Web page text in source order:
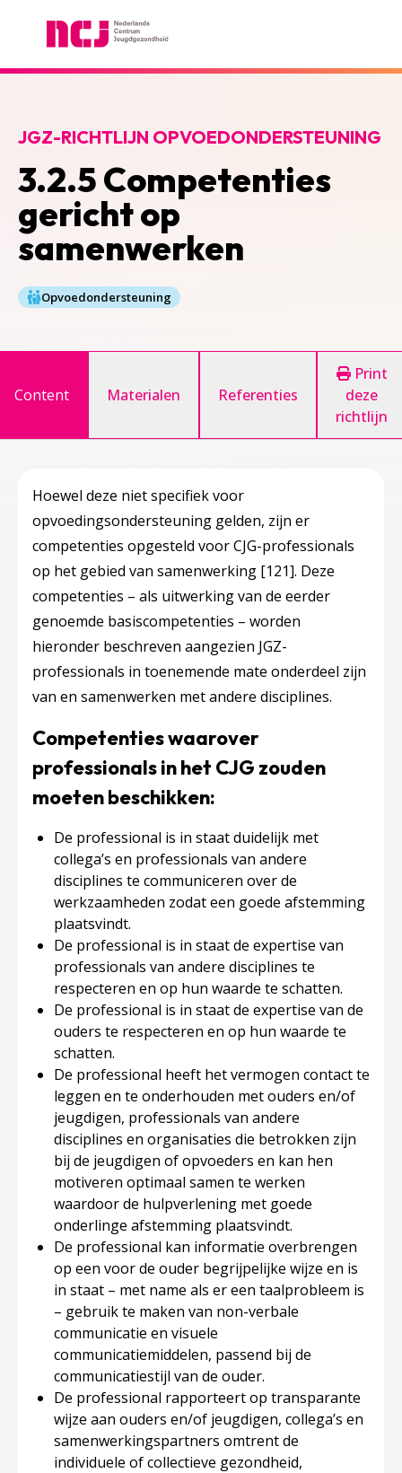
3.2.5 Competenties
gericht op
samenwerken
JGZ-RICHTLIJN OPVOEDONDERSTEUNING
Opvoedondersteuning
Content Materialen Referenties
Print
deze
richtlijn
Hoewel deze niet specifiek voor
opvoedingsondersteuning gelden, zijn er
competenties opgesteld voor CJG-professionals
op het gebied van samenwerking [121]. Deze
competenties – als uitwerking van de eerder
genoemde basiscompetenties – worden
hieronder beschreven aangezien JGZ-
professionals in toenemende mate onderdeel zijn
van en samenwerken met andere disciplines.
Competenties waarover
professionals in het CJG zouden
moeten beschikken:
De professional is in staat duidelijk met
collega’s en professionals van andere
disciplines te communiceren over de
werkzaamheden zodat een goede afstemming
plaatsvindt.
De professional is in staat de expertise van
professionals van andere disciplines te
respecteren en op hun waarde te schatten.
De professional is in staat de expertise van de
ouders te respecteren en op hun waarde te
schatten.
De professional heeft het vermogen contact te
leggen en te onderhouden met ouders en/of
jeugdigen, professionals van andere
disciplines en organisaties die betrokken zijn
bij de jeugdigen of opvoeders en kan hen
motiveren optimaal samen te werken
waardoor de hulpverlening met goede
onderlinge afstemming plaatsvindt.
De professional kan informatie overbrengen
op een voor de ouder begrijpelijke wijze en is
in staat – met name als er een taalprobleem is
– gebruik te maken van non-verbale
communicatie en visuele
communicatiemiddelen, passend bij de
communicatiestijl van de ouder.
De professional rapporteert op transparante
wijze aan ouders en/of jeugdigen, collega’s en
samenwerkingspartners omtrent de
individuele of collectieve gezondheid,